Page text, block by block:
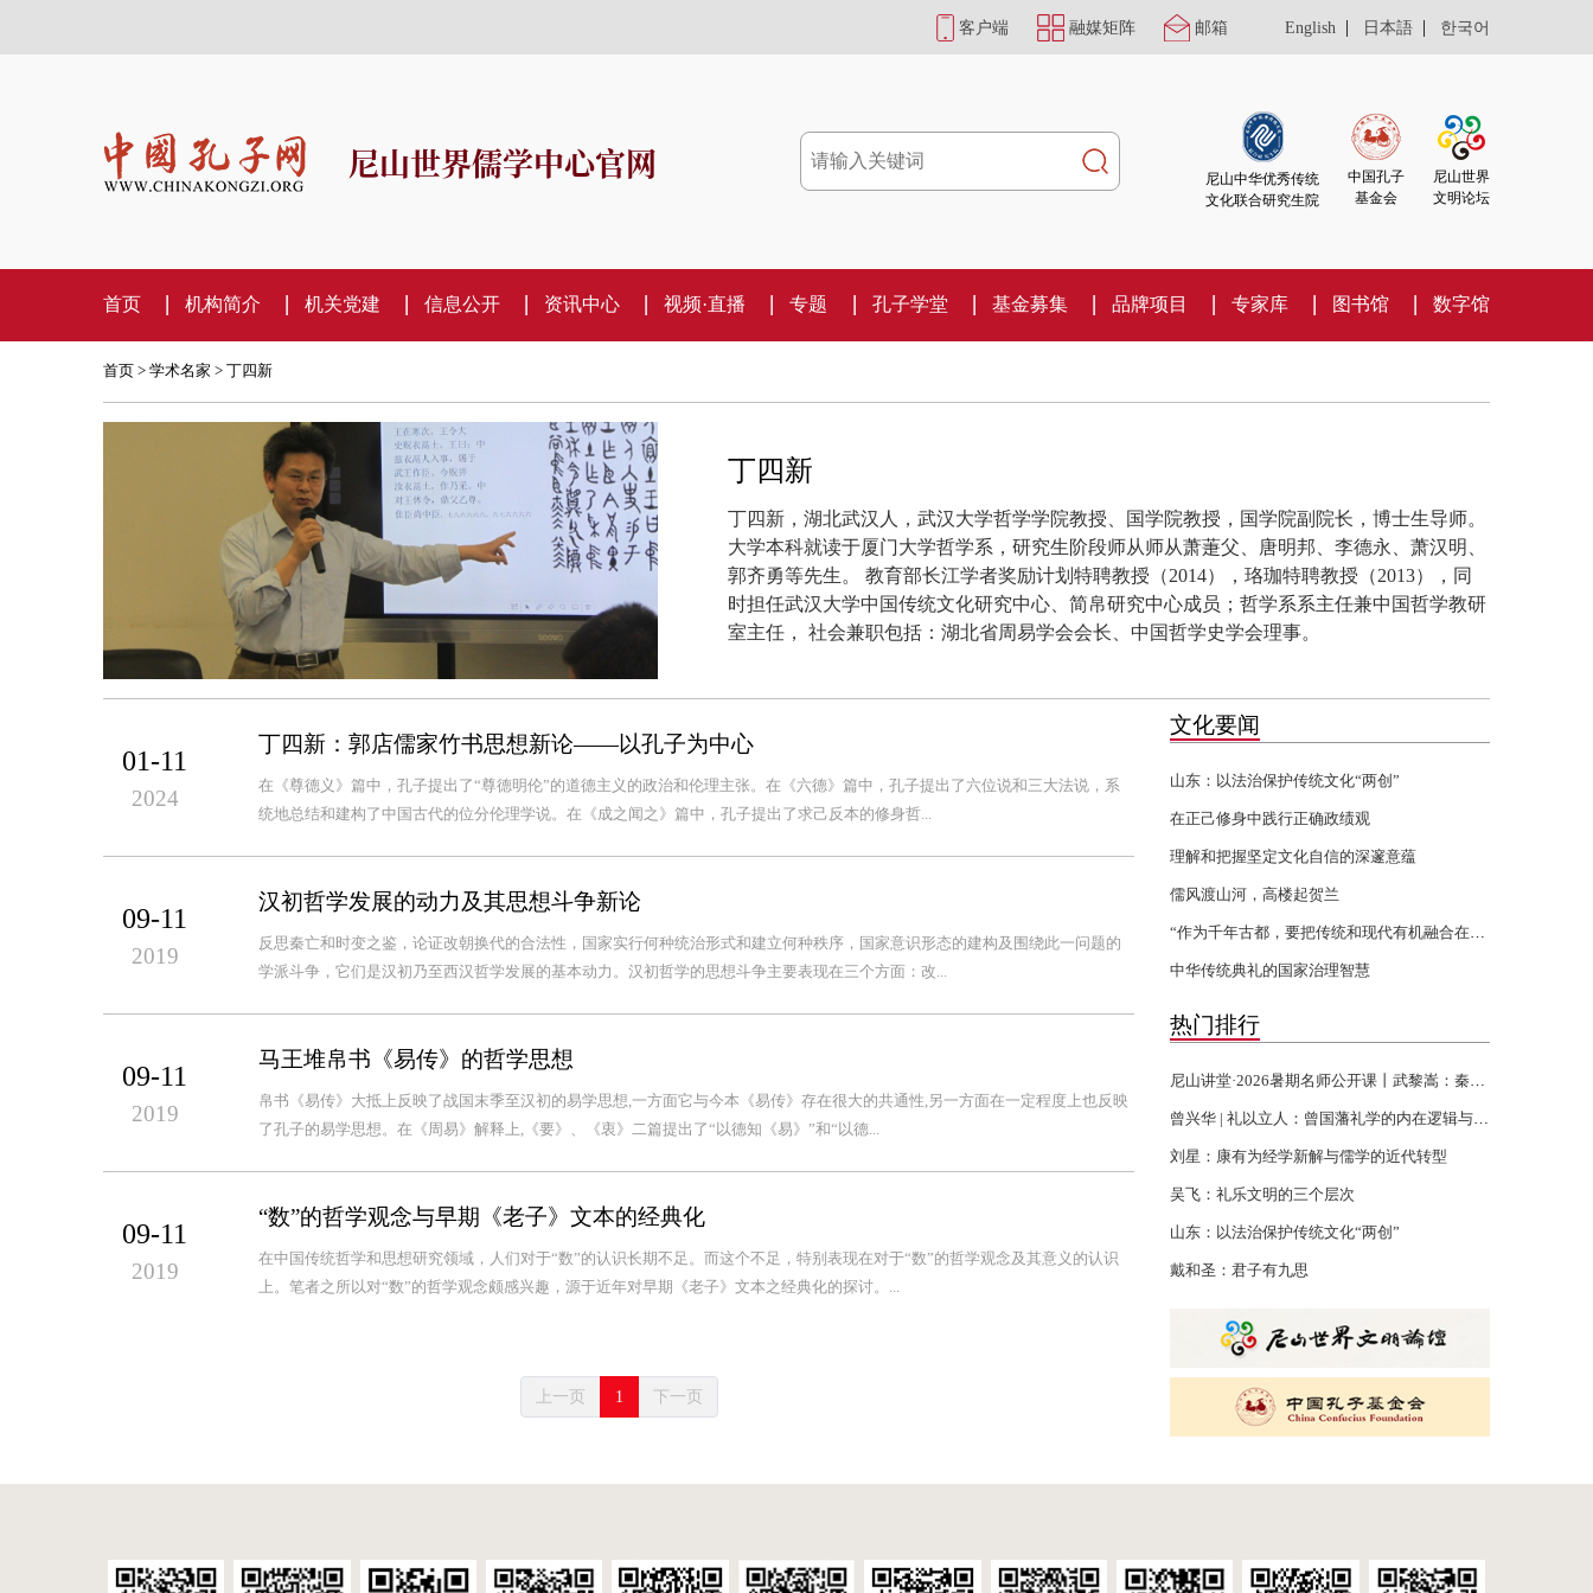
客户端 融媒矩阵 邮箱 English | 日本語 | 한국어
尼山世界儒学中心官网
尼山中华优秀传统
文化联合研究生院
中国孔子
基金会
尼山世界
文明论坛
首页 机构简介 机关党建 信息公开 资讯中心 视频·直播 专题 孔子学堂 基金募集 品牌项目 专家库 图书馆 数字馆
首页 > 学术名家 > 丁四新
丁四新
丁四新，湖北武汉人，武汉大学哲学学院教授、国学院教授，国学院副院长，博士生导师。
大学本科就读于厦门大学哲学系，研究生阶段师从师从萧萐父、唐明邦、李德永、萧汉明、
郭齐勇等先生。 教育部长江学者奖励计划特聘教授（2014），珞珈特聘教授（2013），同
时担任武汉大学中国传统文化研究中心、简帛研究中心成员；哲学系系主任兼中国哲学教研
室主任， 社会兼职包括：湖北省周易学会会长、中国哲学史学会理事。
01-11
2024
丁四新：郭店儒家竹书思想新论——以孔子为中心
在《尊德义》篇中，孔子提出了“尊德明伦”的道德主义的政治和伦理主张。在《六德》篇中，孔子提出了六位说和三大法说，系
统地总结和建构了中国古代的位分伦理学说。在《成之闻之》篇中，孔子提出了求己反本的修身哲...
09-11
2019
汉初哲学发展的动力及其思想斗争新论
反思秦亡和时变之鉴，论证改朝换代的合法性，国家实行何种统治形式和建立何种秩序，国家意识形态的建构及围绕此一问题的
学派斗争，它们是汉初乃至西汉哲学发展的基本动力。汉初哲学的思想斗争主要表现在三个方面：改...
09-11
2019
马王堆帛书《易传》的哲学思想
帛书《易传》大抵上反映了战国末季至汉初的易学思想,一方面它与今本《易传》存在很大的共通性,另一方面在一定程度上也反映
了孔子的易学思想。在《周易》解释上,《要》、《衷》二篇提出了“以德知《易》”和“以德...
09-11
2019
“数”的哲学观念与早期《老子》文本的经典化
在中国传统哲学和思想研究领域，人们对于“数”的认识长期不足。而这个不足，特别表现在对于“数”的哲学观念及其意义的认识
上。笔者之所以对“数”的哲学观念颇感兴趣，源于近年对早期《老子》文本之经典化的探讨。...
上一页 1 下一页
文化要闻
山东：以法治保护传统文化“两创”
在正己修身中践行正确政绩观
理解和把握坚定文化自信的深邃意蕴
儒风渡山河，高楼起贺兰
“作为千年古都，要把传统和现代有机融合在一起”
中华传统典礼的国家治理智慧
热门排行
尼山讲堂·2026暑期名师公开课丨武黎嵩：秦汉书生的千年君子精神
曾兴华 | 礼以立人：曾国藩礼学的内在逻辑与当代回响
刘星：康有为经学新解与儒学的近代转型
吴飞：礼乐文明的三个层次
山东：以法治保护传统文化“两创”
戴和圣：君子有九思